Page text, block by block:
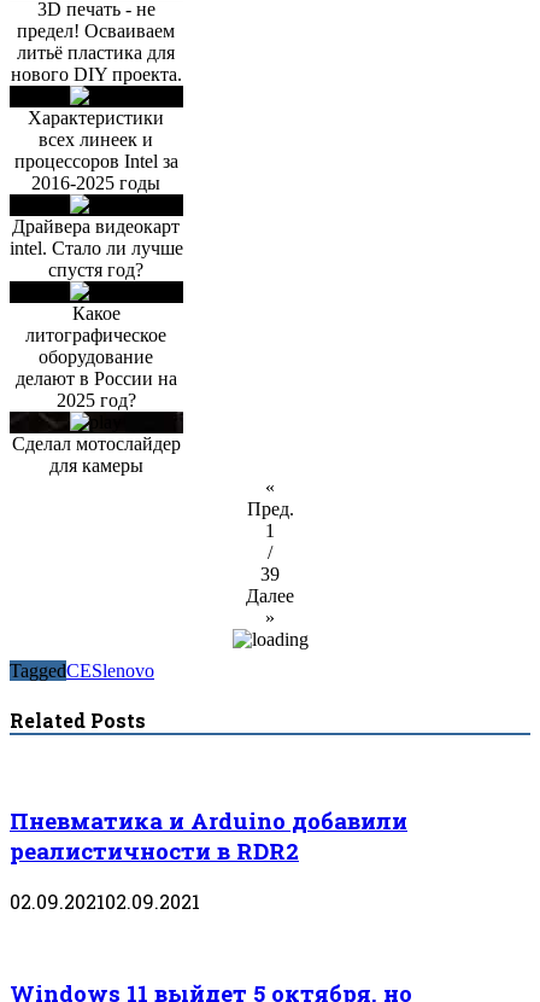
3D печать - не
предел! Осваиваем
литьё пластика для
нового DIY проекта.
Характеристики
всех линеек и
процессоров Intel за
2016-2025 годы
Драйвера видеокарт
intel. Стало ли лучше
спустя год?
Какое
литографическое
оборудование
делают в России на
2025 год?
Сделал мотослайдер
для камеры
«
Пред.
1
/
39
Далее
»
TaggedCESlenovo
Related Posts
Пневматика и Arduino добавили
реалистичности в RDR2
02.09.202102.09.2021
Windows 11 выйдет 5 октября, но